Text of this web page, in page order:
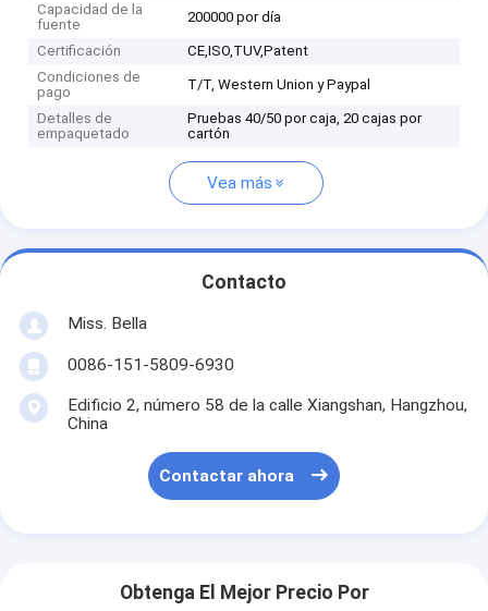
Capacidad de la
fuente
200000 por día
Certificación
CE,ISO,TUV,Patent
Condiciones de
pago
T/T, Western Union y Paypal
Detalles de
empaquetado
Pruebas 40/50 por caja, 20 cajas por
cartón
Vea más
Contacto
Miss. Bella
0086-151-5809-6930
Edificio 2, número 58 de la calle Xiangshan, Hangzhou,
China
Contactar ahora
Obtenga El Mejor Precio Por